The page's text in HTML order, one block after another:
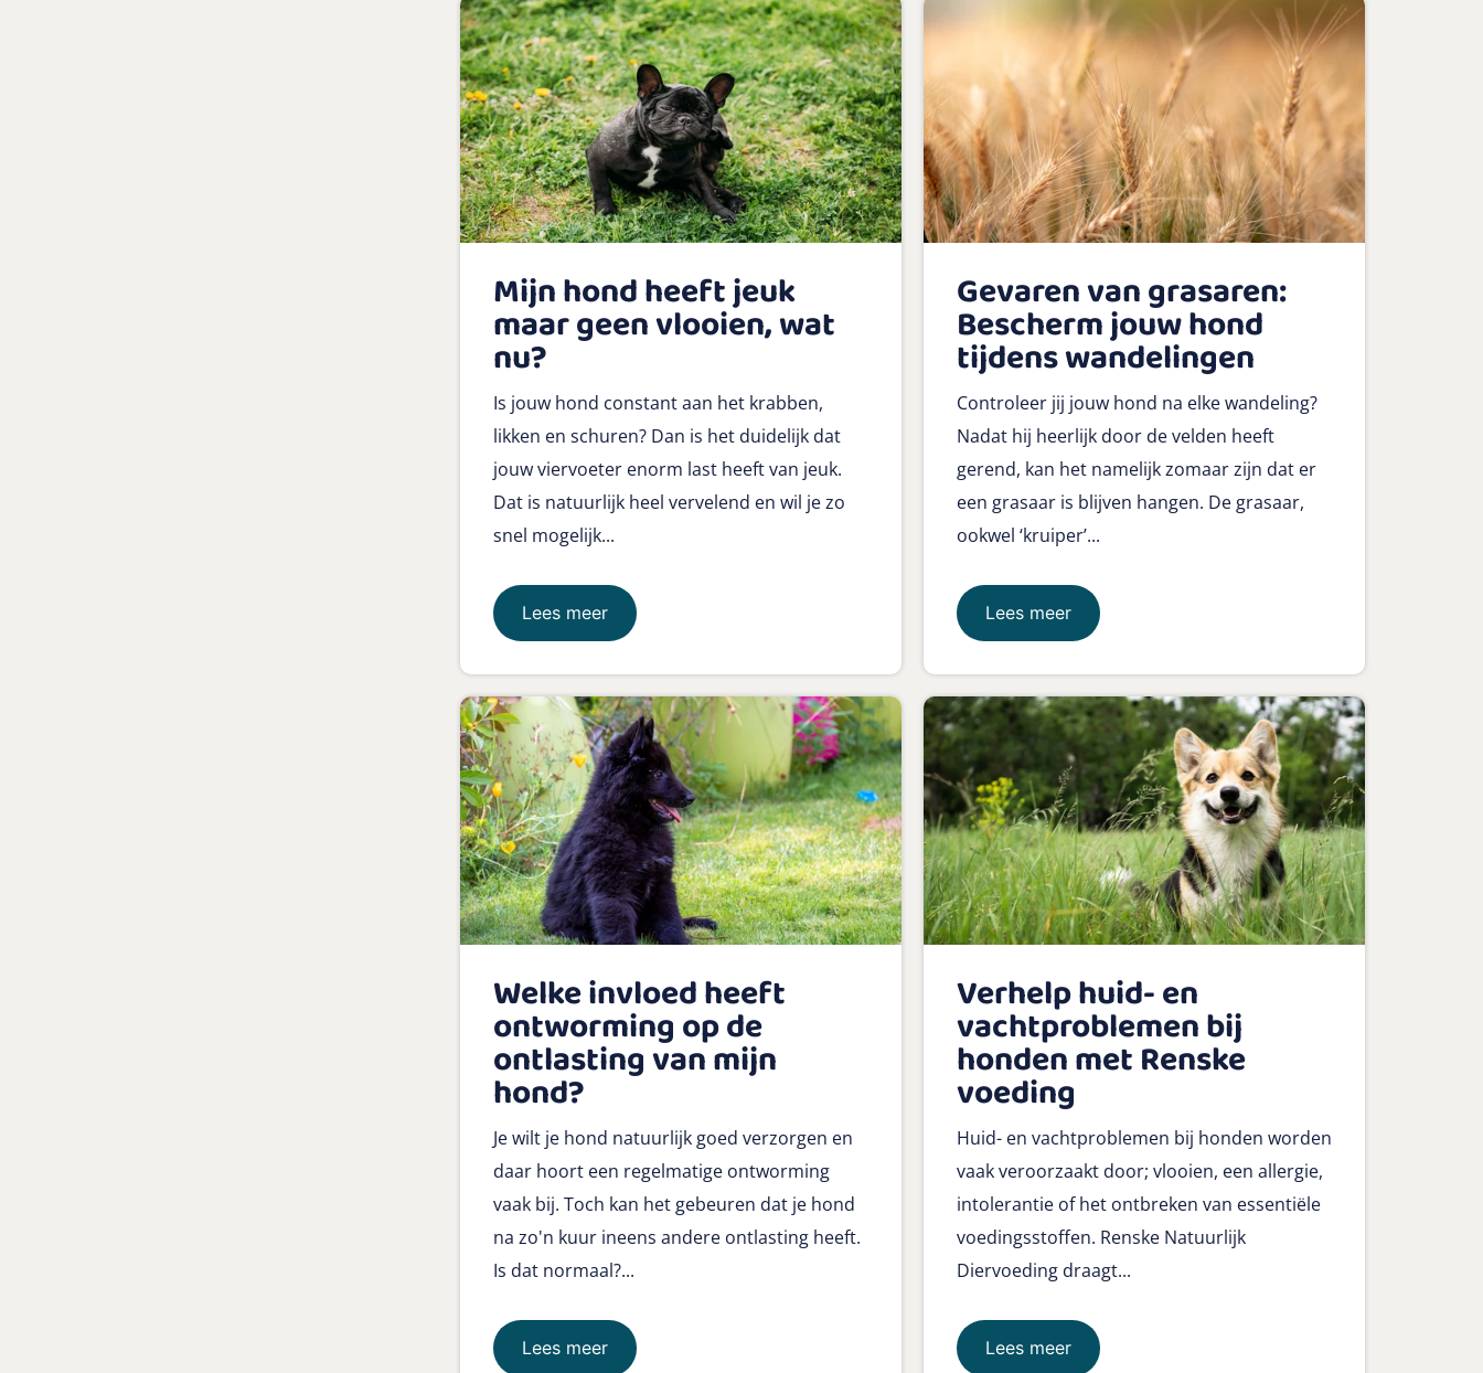
Mijn hond heeft jeuk
maar geen vlooien, wat
nu?
Is jouw hond constant aan het krabben,
likken en schuren? Dan is het duidelijk dat
jouw viervoeter enorm last heeft van jeuk.
Dat is natuurlijk heel vervelend en wil je zo
snel mogelijk...
Lees meer
Gevaren van grasaren:
Bescherm jouw hond
tijdens wandelingen
Controleer jij jouw hond na elke wandeling?
Nadat hij heerlijk door de velden heeft
gerend, kan het namelijk zomaar zijn dat er
een grasaar is blijven hangen. De grasaar,
ookwel ‘kruiper’...
Lees meer
Welke invloed heeft
ontworming op de
ontlasting van mijn
hond?
Je wilt je hond natuurlijk goed verzorgen en
daar hoort een regelmatige ontworming
vaak bij. Toch kan het gebeuren dat je hond
na zo'n kuur ineens andere ontlasting heeft.
Is dat normaal?...
Lees meer
Verhelp huid- en
vachtproblemen bij
honden met Renske
voeding
Huid- en vachtproblemen bij honden worden
vaak veroorzaakt door; vlooien, een allergie,
intolerantie of het ontbreken van essentiële
voedingsstoffen. Renske Natuurlijk
Diervoeding draagt...
Lees meer